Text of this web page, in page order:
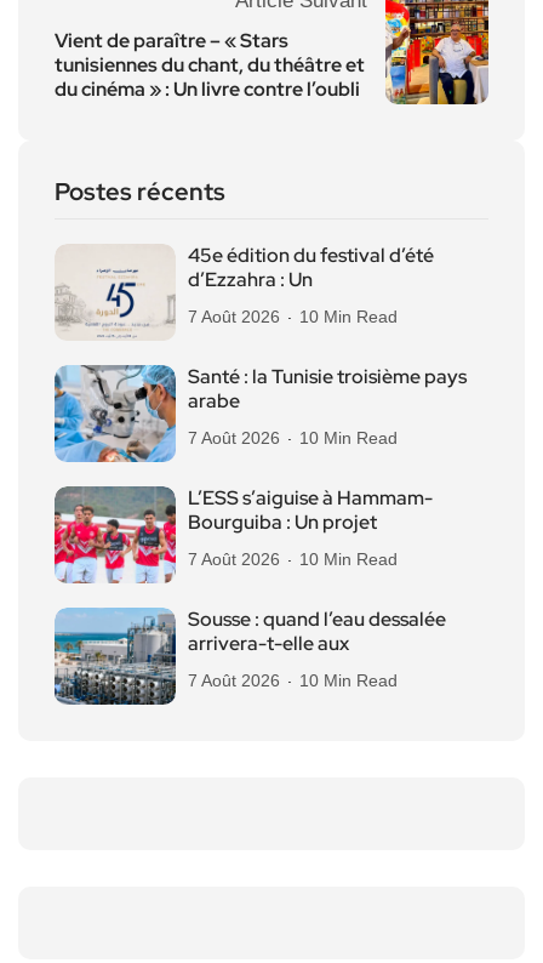
Vient de paraître – « Stars
tunisiennes du chant, du théâtre et
du cinéma » : Un livre contre l’oubli
Postes récents
45e édition du festival d’été
d’Ezzahra : Un
7 Août 2026 10 Min Read
Santé : la Tunisie troisième pays
arabe
7 Août 2026 10 Min Read
L’ESS s’aiguise à Hammam-
Bourguiba : Un projet
7 Août 2026 10 Min Read
Sousse : quand l’eau dessalée
arrivera-t-elle aux
7 Août 2026 10 Min Read